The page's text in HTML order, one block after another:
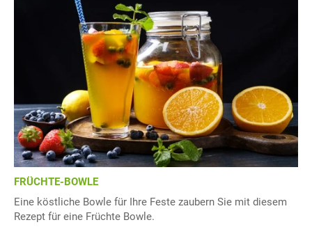
FRÜCHTE-BOWLE
Eine köstliche Bowle für Ihre Feste zaubern Sie mit diesem
Rezept für eine Früchte Bowle.